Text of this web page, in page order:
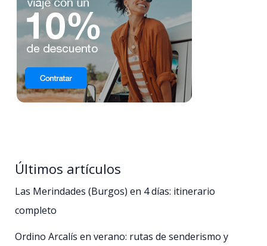
Últimos artículos
Las Merindades (Burgos) en 4 días: itinerario
completo
Ordino Arcalís en verano: rutas de senderismo y